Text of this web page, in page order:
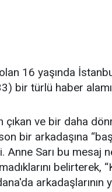
16 yaşında
bir türlü haber
ve bir daha
son bir arkadaşına
Anne Sarı bu mesaj
belirterek,